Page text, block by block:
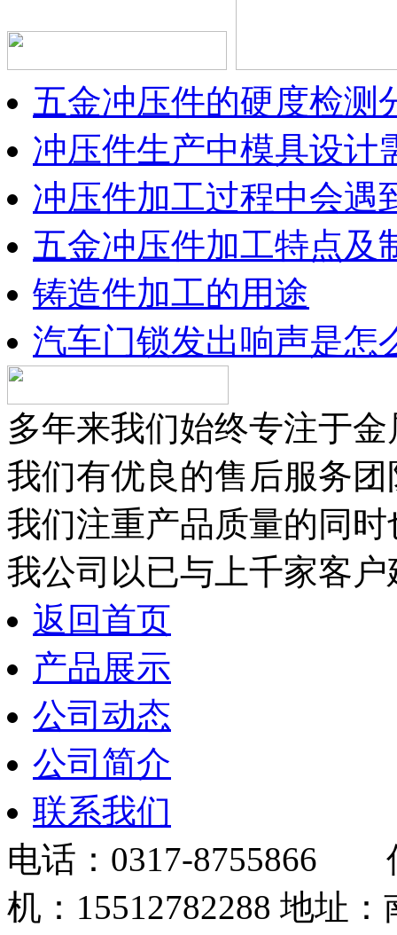
五金冲压件的硬度检测
冲压件生产中模具设计
冲压件加工过程中会遇
五金冲压件加工特点及
铸造件加工的用途
汽车门锁发出响声是怎
多年来我们始终专注于
我们有优良的售后服务团
我们注重产品质量的同
我公司以已与上千家客
返回首页
产品展示
公司动态
公司简介
联系我们
电话：0317-8755866
机：15512782288 地